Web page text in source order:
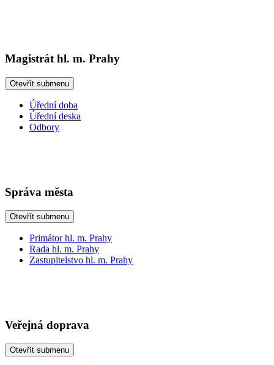
Magistrát hl. m. Prahy
Otevřít submenu
Úřední doba
Úřední deska
Odbory
Správa města
Otevřít submenu
Primátor hl. m. Prahy
Rada hl. m. Prahy
Zastupitelstvo hl. m. Prahy
Veřejná doprava
Otevřít submenu